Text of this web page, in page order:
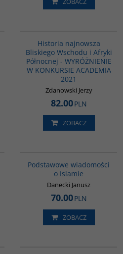
Historia najnowsza
Bliskiego Wschodu i Afryki
Północnej - WYRÓŻNIENIE
W KONKURSIE ACADEMIA
2021
Zdanowski Jerzy
82.00PLN
ZOBACZ
Podstawowe wiadomości
o Islamie
Danecki Janusz
70.00PLN
ZOBACZ